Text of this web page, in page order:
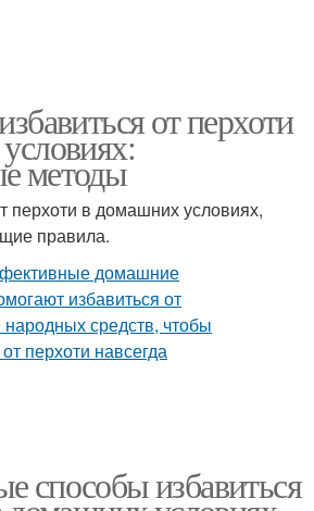
от перхоти
методы
перхоти в домашних условиях,
правила.
способы избавиться